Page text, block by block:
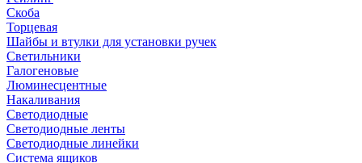
Скоба
Торцевая
Шайбы и втулки для установки ручек
Светильники
Галогеновые
Люминесцентные
Накаливания
Светодиодные
Светодиодные ленты
Светодиодные линейки
Система ящиков